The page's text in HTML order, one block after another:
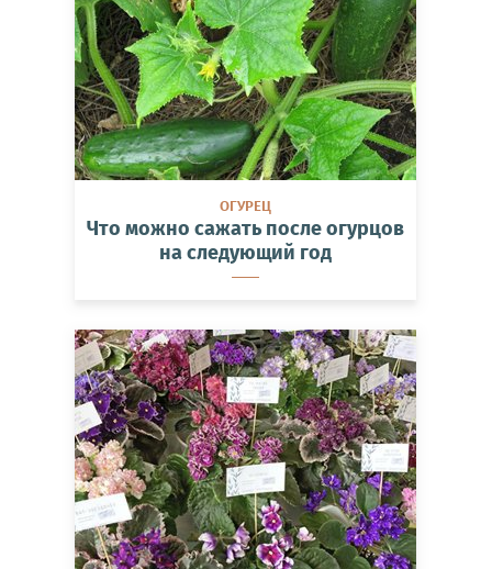
ОГУРЕЦ
Что можно сажать после огурцов
на следующий год